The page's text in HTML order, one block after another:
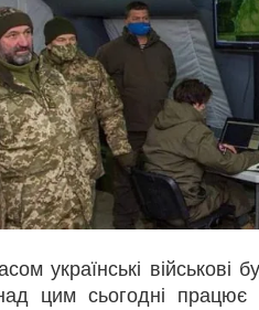
українські військові
цим сьогодні працює